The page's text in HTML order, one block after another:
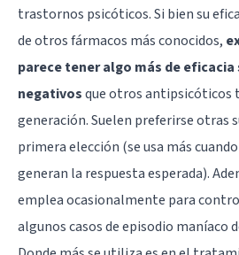
trastornos psicóticos. Si bien su
de otros fármacos más conocidos,
parece tener algo más de
negativosque otros antipsicóticos
generación. Suelen preferirse otras
primera elección (se usa más
generan la respuesta esperada).
emplea ocasionalmente para
algunos casos de episodio maníaco